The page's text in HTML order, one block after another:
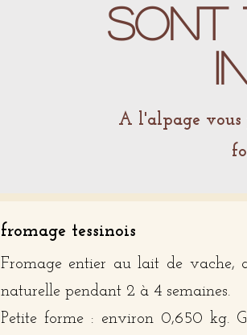
sont
A l'alpage vous
fromage tessinois
Fromage entier au lait de vache,
naturelle pendant 2 à 4 semaines.
Petite forme : environ 0,650 kg.